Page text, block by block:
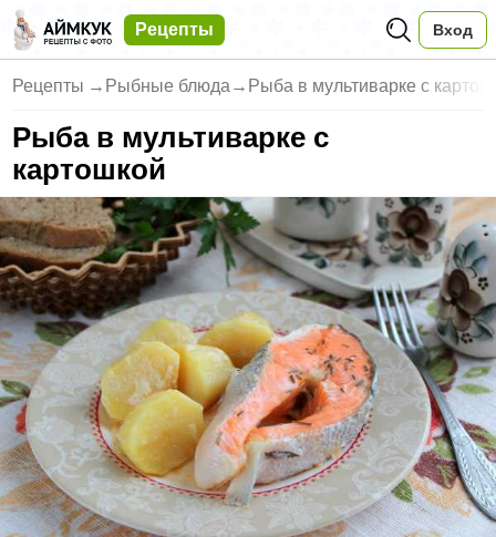
Рецепты Вход
Рецепты → Рыбные блюда → Рыба в мультиварке с
Рыба в мультиварке с
картошкой